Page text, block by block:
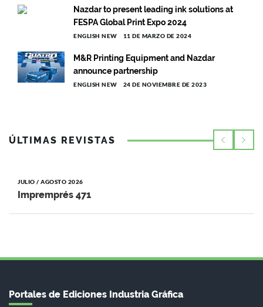
Nazdar to present leading ink solutions at
FESPA Global Print Expo 2024
ENGLISH NEW 11 DE MARZO DE 2024
M&R Printing Equipment and Nazdar
announce partnership
ENGLISH NEW 24 DE NOVIEMBRE DE 2023
ÚLTIMAS REVISTAS
JULIO / AGOSTO 2026
Impremprés 471
Portales de Ediciones Industria Gráfica